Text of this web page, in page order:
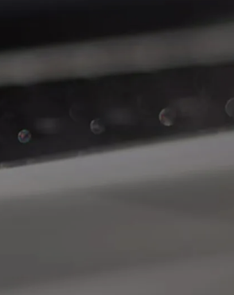
Vial De Vidro Tubular